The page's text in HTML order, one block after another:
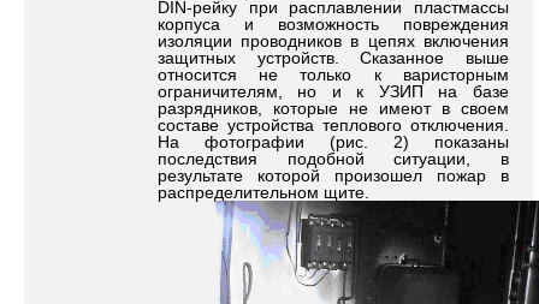
DIN-рейку при расплавлении пластмассы
корпуса и возможность повреждения
изоляции проводников в цепях включения
защитных устройств. Сказанное выше
относится не только к варисторным
ограничителям, но и к УЗИП на базе
разрядников, которые не имеют в своем
составе устройства теплового отключения.
На фотографии (рис. 2) показаны
последствия подобной ситуации, в
результате которой произошел пожар в
распределительном щите.